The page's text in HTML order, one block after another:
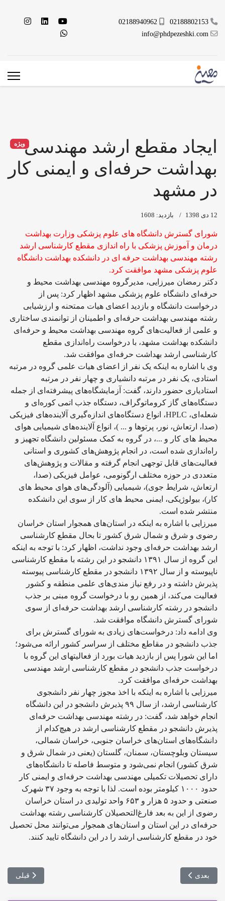
02188802153
02188940962
info@phdpezeshki.com
ویژهایجاد مقطع ارشد مهندسی
بهداشت حرفه‌ای و ایمنی کار
در مشهد
12 دی 1398 بازدید: 1608
شورای گسترش دانشگاه های علوم پزشکی وزارت بهداشت
درمان و آموزش پزشکی با راه اندازی مقطع کارشناسی ارشد
رشته مهندسی بهداشت حرفه ای در دانشکده بهداشت دانشگاه
علوم پزشکی مشهد موافقت کرد.
دکتر رمضان میرزایی، مدیرگروه مهندسی بهداشت محیط و
حرفه‌ای دانشگاه علوم پزشکی مشهد اظهار کرد: پس از
درخواست دانشگاه و بازدید اعضای هیات ممتحنه و ارزشیابی
رشته مهندسی بهداشت حرفه‌ای و اطمینان از توانمندی ساختاری
و علمی از فعالیت‌های گروه مهندسی بهداشت محیط و حرفه‌ای
دانشکده بهداشت مشهد، با درخواست راه‌اندازی مقطع
کارشناسی ارشد بهداشت حرفه‌ای موافقت شد.
وی با اشاره به اینکه یک نفر از اعضای هیات علمی گروه در مرتبه
استادی، یک نفر در مرتبه دانشیاری و چهار نفر در مرتبه
استادیاری حضور دارند، گفت: آزمایشگاه‌های پیشرفته‌ای از جمله
دستگاه‌های گاز کروماتوگراف، دستگاه جذب اتمی کوره‌ای و
شعله‌ای، HPLC، انواع دستگاه‌های اندازه‌گیری آلاینده‌های فیزیکی
(صدا، ارتعاش، نور، پرتوها و ... )، انواع آلاینده‌های شیمیایی هوای
محیط های کار و ...، در گروه به کمک مسئولین دانشگاه تجهیز و
راه‌اندازی شده است، در انجام پژوهش‌های کشوری و استانی
فعالیت‌های قابل توجهی انجام گرفته و مقالات و پژوهش‌های
متعددی در حوزه مختلف ارگونومی، عوامل فیزیکی (صدا،
ارتعاش، شرایط جوی)، شیمیایی (آلودگی‌های هوای محیط های
کار)، بیولوژیکی، ایمنی محیط های کار از سوی این دانشکده
منتشر شده است.
میرزایی با اشاره به اینکه در استان‌های همجوار استان خراسان
رضوی و شرق و شمال شرق کشور تا بحال مقطع کارشناسی
ارشد بهداشت حرفه‌ای وجود نداشت، اظهار کرد: با توجه به اینکه
این گروه از سال ۱۳۹۱ دانشجو در این رشته با مقطع کارشناسی
ناپیوسته و از سال ۱۳۹۲ دانشجو در مقطع کارشناسی پیوسته
پذیرش داشته و در رفع نیاز مندی‌های علمی منطقه و کشور
فعالیت می‌کند، از همین رو با درخواست گروه مبنی بر جذب
دانشجو در رشته کارشناسی ارشد بهداشت حرفه‌ای از سوی
شورای گسترش دانشگاه موافقت شد.
وی ادامه داد: درخواست‌های زیادی به شورای گسترش برای
جذب دانشجو در مقاطع مختلف از سراسر کشور ارائه می‌شود؛
اما این شورا پس از بازدید هیات بورد از فعالیتهای این گروه با
درخواست جذب دانشجو در مقطع کارشناسی ارشد مهندسی
بهداشت حرفه‌ای موافقت کرد.
میرزایی با اشاره به اینکه با اخذ مجوز چهار نفر دانشجوی
کارشناسی ارشد، از سال ۹۹ پذیرش دانشجو در این دانشگاه
انجام خواهد شد، گفت: در رشته مهندسی بهداشت حرفه‌ای
پذیرش دانشجو در مقطع کارشناسی ارشد در هیچ‌کدام از
دانشگاه‌های استان‌های خراسان جنوبی، خراسان شمالی،
سیستان وبلوچستان، سمنان، گلستان (یعنی در شمال شرق و
شرق کشور) انجام نمی‌شود و متوسط فاصله تا دانشگاه‌های
دارای تحصیلات تکمیلی مهندسی بهداشت حرفه‌ای و ایمنی کار
حدود ۱۰۰۰ کیلومتر بوده است. لذا با توجه به وجود ۳۷ شهرک
صنعتی و حدود ۵ هزار و ۶۵۳ واحد تولیدی در استان خراسان
رضوی از این به بعد فارغ‌التحصیلان کارشناسی رشته بهداشت
حرفه‌ای در این استان و استان‌های همجوار می‌توانند محل تحصیل
خود در مقطع کارشناسی ارشد را در این دانشگاه تایید کنند.
مطلب قبلی: اختصاص 10 میلیارد به
قبلی
مطلب بعدی: برگزاری اولین رویداد استارتاپی شتاب دهنده دانشگاه
بعدی